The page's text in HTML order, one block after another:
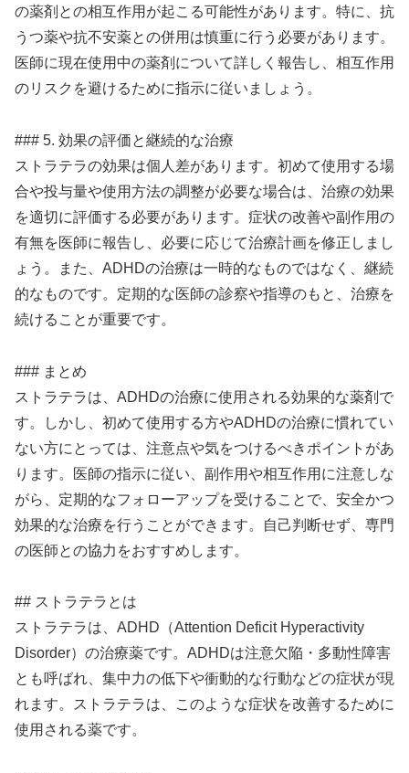
の薬剤との相互作用が起こる可能性があります。特に、抗
うつ薬や抗不安薬との併用は慎重に行う必要があります。
医師に現在使用中の薬剤について詳しく報告し、相互作用
のリスクを避けるために指示に従いましょう。
### 5. 効果の評価と継続的な治療
ストラテラの効果は個人差があります。初めて使用する場
合や投与量や使用方法の調整が必要な場合は、治療の効果
を適切に評価する必要があります。症状の改善や副作用の
有無を医師に報告し、必要に応じて治療計画を修正しまし
ょう。また、ADHDの治療は一時的なものではなく、継続
的なものです。定期的な医師の診察や指導のもと、治療を
続けることが重要です。
### まとめ
ストラテラは、ADHDの治療に使用される効果的な薬剤で
す。しかし、初めて使用する方やADHDの治療に慣れてい
ない方にとっては、注意点や気をつけるべきポイントがあ
ります。医師の指示に従い、副作用や相互作用に注意しな
がら、定期的なフォローアップを受けることで、安全かつ
効果的な治療を行うことができます。自己判断せず、専門
の医師との協力をおすすめします。
## ストラテラとは
ストラテラは、ADHD（Attention Deficit Hyperactivity
Disorder）の治療薬です。ADHDは注意欠陥・多動性障害
とも呼ばれ、集中力の低下や衝動的な行動などの症状が現
れます。ストラテラは、このような症状を改善するために
使用される薬です。